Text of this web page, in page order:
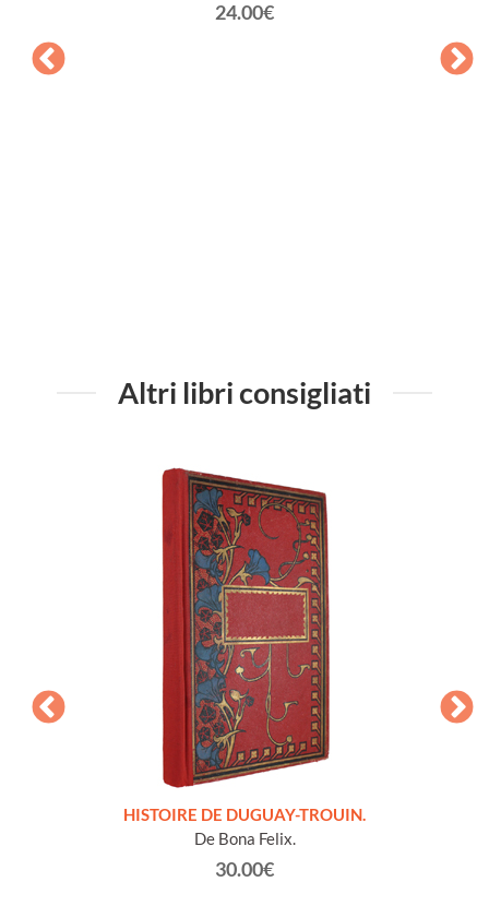
24.00€
Altri libri consigliati
HISTOIRE DE DUGUAY-TROUIN.
De Bona Felix.
30.00€